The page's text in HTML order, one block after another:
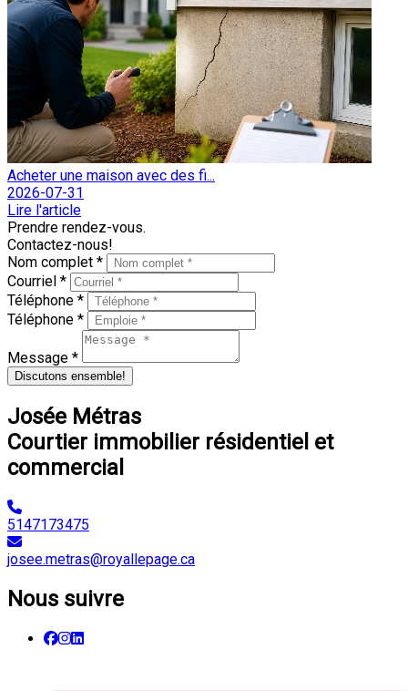
Acheter une maison avec des fi...
2026-07-31
Lire l'article
Prendre rendez-vous.
Contactez-nous!
Nom complet *
Courriel *
Téléphone *
Téléphone *
Message *
Discutons ensemble!
Josée Métras
Courtier immobilier résidentiel et
commercial
5147173475
josee.metras@royallepage.ca
Nous suivre